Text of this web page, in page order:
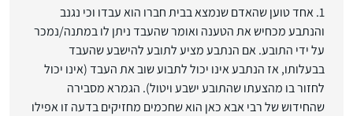
1. אחד טוען שהאדם שנמצא בבית חברו הוא עבדו וכי נגנב
והנתבע מכחיש את הטענה ואומר שהעבד ניתן לו במתנה/נמכר
על ידי התובע. אם הנתבע מציע לתובע להישבע שהעבד
בבעלותו, אז הנתבע אינו יכול לתבוע שוב את העבד (אינו יכול
לחזור בו מהצעתו שהתובע ישבע ויטול). הגמרא מסבירה
שהחידוש של רבי אבא כאן הוא שחכמים מחזיקים בדעה זו אפילו